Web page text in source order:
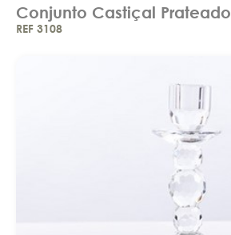
Conjunto Castiçal Prateado
REF 3108